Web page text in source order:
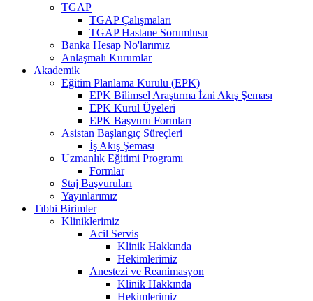
TGAP
TGAP Çalışmaları
TGAP Hastane Sorumlusu
Banka Hesap No'larımız
Anlaşmalı Kurumlar
Akademik
Eğitim Planlama Kurulu (EPK)
EPK Bilimsel Araştırma İzni Akış Şeması
EPK Kurul Üyeleri
EPK Başvuru Formları
Asistan Başlangıç Süreçleri
İş Akış Şeması
Uzmanlık Eğitimi Programı
Formlar
Staj Başvuruları
Yayınlarımız
Tıbbi Birimler
Kliniklerimiz
Acil Servis
Klinik Hakkında
Hekimlerimiz
Anestezi ve Reanimasyon
Klinik Hakkında
Hekimlerimiz